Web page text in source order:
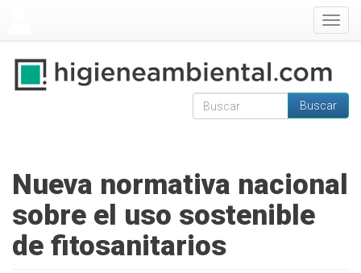
Formulario de
Buscar
Nueva normativa nacional
sobre el uso sostenible
de fitosanitarios